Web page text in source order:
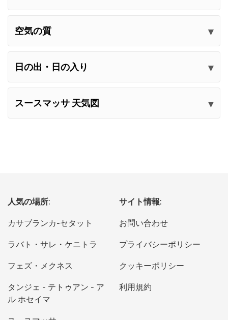
空気の質
日の出・日の入り
スースマッサ 天気図
人気の場所:
カサブランカ-セタット
ラバト・サレ・ケニトラ
フェズ・メクネス
タンジェ - テトゥアン - ア
ル ホセイマ
サイト情報:
お問い合わせ
プライバシーポリシー
クッキーポリシー
利用規約